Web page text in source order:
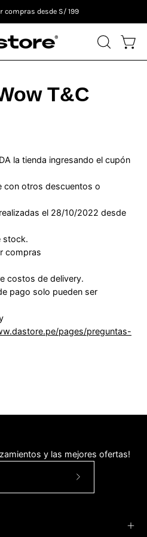
compras desde S/ 199
ABRIR
BARRA
T&C
la tienda ingresando el cupón
con otros descuentos o
el 28/10/2022 desde
stock.
compras
costos de delivery.
pago solo pueden ser
pages/preguntas-
y las mejores ofertas!